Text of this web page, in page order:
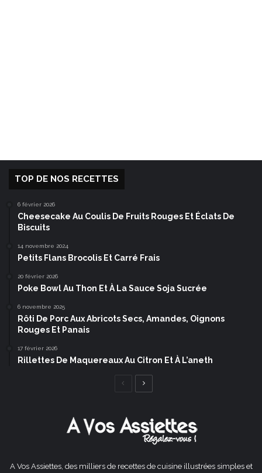
TOP DE NOS RECETTES
6 février 2026
Cheesecake Au Coulis De Fruits Rouges Et Éclats De
Biscuits
14 novembre 2024
Petits Flans Brocolis Et Carré Frais
20 février 2026
Poke Bowl Au Thon Et À La Sauce Soja Sucrée
6 novembre 2025
Rôti De Porc Aux Abricots Secs, Amandes, Oignons
Rouges Et Panais
17 février 2026
Rillettes De Maquereaux Au Citron Et À L’aneth
Page
A Vos Assiettes, des milliers de recettes de cuisine illustrées simples et